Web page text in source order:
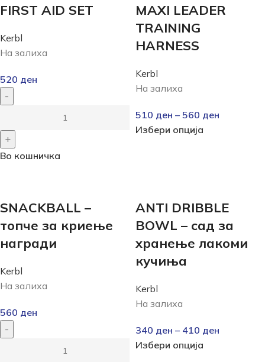
FIRST AID SET
Kerbl
На залиха
520 ден
Во кошничка
MAXI LEADER
TRAINING
HARNESS
Kerbl
На залиха
510 ден – 560 ден
Избери опција
SNACKBALL –
топче за криење
награди
Kerbl
На залиха
560 ден
ANTI DRIBBLE
BOWL – сад за
хранење лакоми
кучиња
Kerbl
На залиха
340 ден – 410 ден
Избери опција